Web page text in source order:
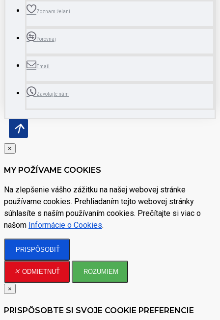
Zoznam želaní
Porovnaj
Email
Zavolajte nám
×
MY POŽÍVAME COOKIES
Na zlepšenie vášho zážitku na našej webovej stránke
používame cookies. Prehliadaním tejto webovej stránky
súhlasíte s naším používaním cookies. Prečítajte si viac o
našom Informácie o Cookies.
PRISPÔSOBIŤ
ODMIETNUŤ ROZUMIEM
×
PRISPÔSOBTE SI SVOJE COOKIE PREFERENCIE